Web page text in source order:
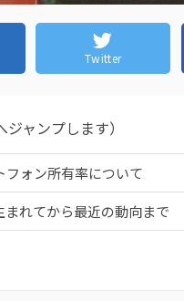
Twitter
ャンプします）
ォン所有率について
れてから最近の動向まで